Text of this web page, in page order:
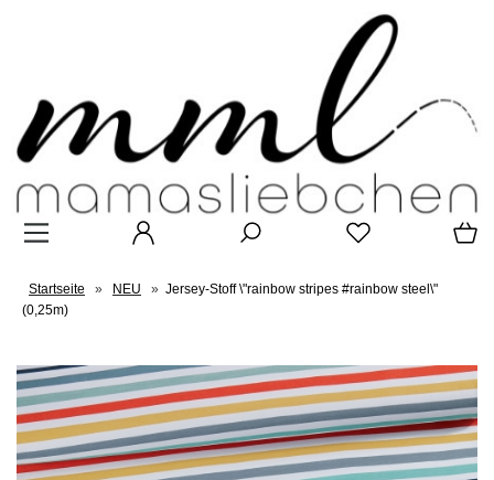
Startseite » NEU » Jersey-Stoff \"rainbow stripes #rainbow steel\"
(0,25m)